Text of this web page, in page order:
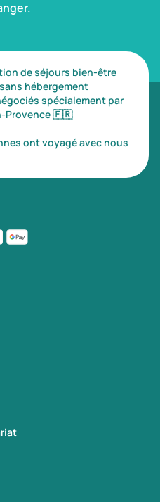
de chez moi
de séjours bien-être
hébergement
spécialement par
Provence🇫🇷
ont voyagé avec nous